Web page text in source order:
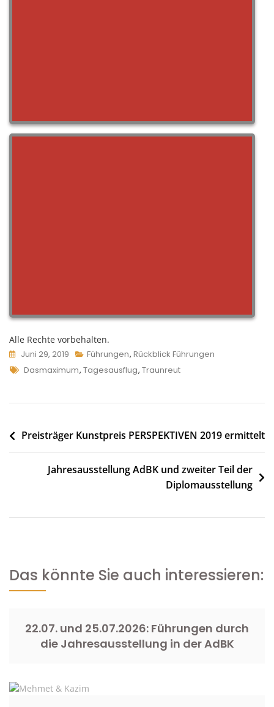
Alle Rechte vorbehalten.
Juni 29, 2019
Führungen, Rückblick Führungen
Tags
Dasmaximum, Tagesausflug, Traunreut
Beitragsnavigation
Preisträger Kunstpreis PERSPEKTIVEN 2019 ermittelt
Jahresausstellung AdBK und zweiter Teil der
Diplomausstellung
Das könnte Sie auch interessieren:
22.07. und 25.07.2026: Führungen durch
die Jahresausstellung in der AdBK